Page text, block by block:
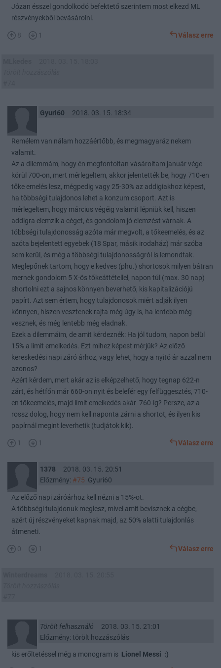
Józan ésszel gondolkodó befektető szerintem most elkezd ML
részvényekből bevásárolni.
8 1 Válasz erre
Gyuri60 2018. 03. 15. 18:34
Remélem van nálam hozzáértőbb, és megmagyaráz nekem
valamit.
Az a dilemmám, hogy én megfontoltan vásároltam január vége
körül 700-on, mert mérlegeltem, akkor jelentették be, hogy 710-en
tőke emelés lesz, mégpedig vagy 25-30% az addigiakhoz képest,
ha többségi tulajdonos lehet a konzum csoport. Azt is
mérlegeltem, hogy március végéig valamit lépniük kell, hiszen
addigra elemzik a céget, és gondolom jó elemzést várnak. A
többségi tulajdonosság azóta már megvolt, a tőkeemelés, és az
azóta bejelentett egyebek (18 Spar, másik irodaház) már szóba
sem kerül, és még a többségi tulajdonosságról is lemondtak.
Meglepőnek tartom, hogy e kedves (phu.) shortosok milyen bátran
mernek gondolom 5 X-ös tőkeáttétellel, napon túl (max. 30 nap)
shortolni ezt a sajnos könnyen beverhető, kis kapitalizációjú
papírt. Azt sem értem, hogy tulajdonosok miért adják ilyen
könnyen, hiszen vesztenek rajta még úgy is, ha lentebb még
vesznek, és még lentebb még eladnak.
Ezek a dilemmáim, de amit kérdeznék: Ha jól tudom, napon belül
15% a limit emelkedés. Ezt mihez képest mérjük? Az előző
kereskedési napi záró árhoz, vagy lehet, hogy a nyitó ár azzal nem
azonos?
Azért kérdem, mert akár az is elképzelhető, hogy tegnap 622-n
zárt, és hétfőn már 660-on nyit és belefér egy felfüggesztés, 710-
en tőkeemelés, majd limit emelkedés akár 760-ig? Persze, az a
rossz dolog, hogy nem kell naponta zárni a shortot, és ilyen kis
papírnál megint leverhetik (tudjátok kik).
1 1 Válasz erre
1378
2018. 03. 15. 20:51
Előzmény: #75 Gyuri60
Az előző napi záróárhoz kell nézni a 15%-ot.
A többségi tulajdonuk meglesz, mivel amit bevisznek a cégbe,
azért új részvényeket kapnak majd, az 50% alatti tulajdonlás
átmeneti.
0 1 Válasz erre
Törölt felhasználó
2018. 03. 15. 21:01
Előzmény: törölt hozzászólás
kis erőltetéssel még a monogram is Lionel Messi :)